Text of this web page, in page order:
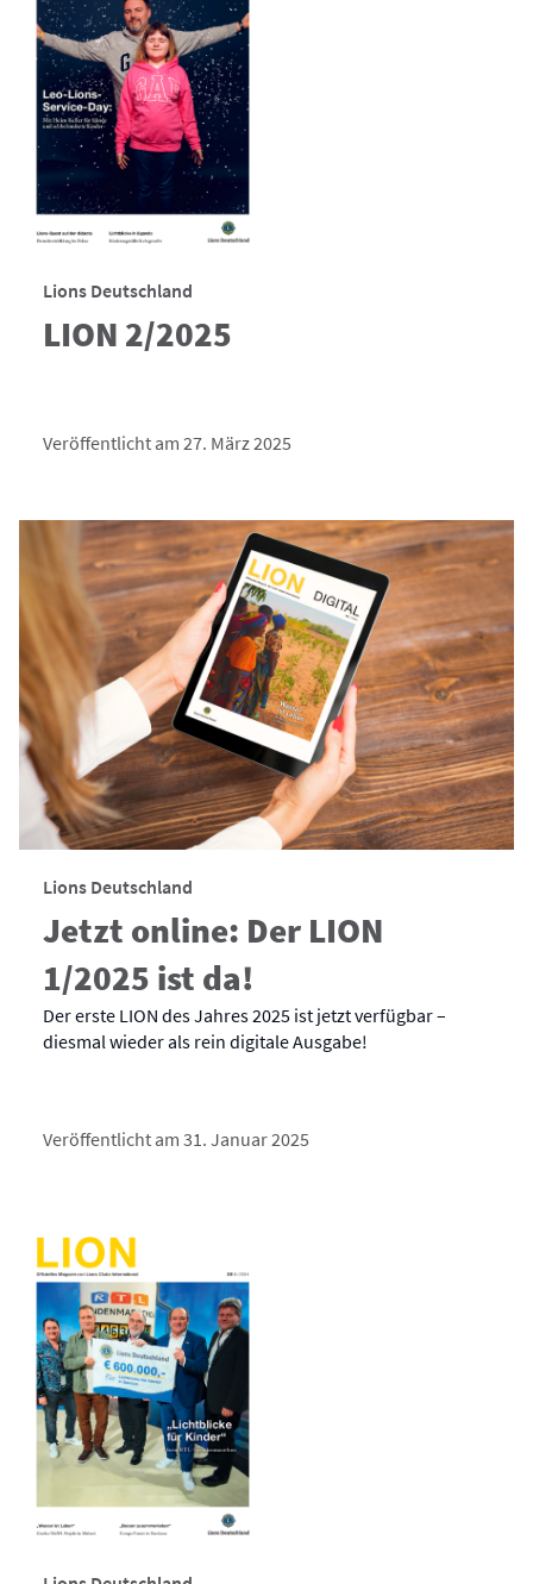
Lions Deutschland
LION 2/2025
Veröffentlicht am 27. März 2025
Lions Deutschland
Jetzt online: Der LION
1/2025 ist da!
Der erste LION des Jahres 2025 ist jetzt verfügbar –
diesmal wieder als rein digitale Ausgabe!
Veröffentlicht am 31. Januar 2025